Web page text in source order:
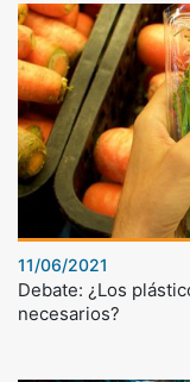
11/06/2021
Debate: ¿Los
necesarios?